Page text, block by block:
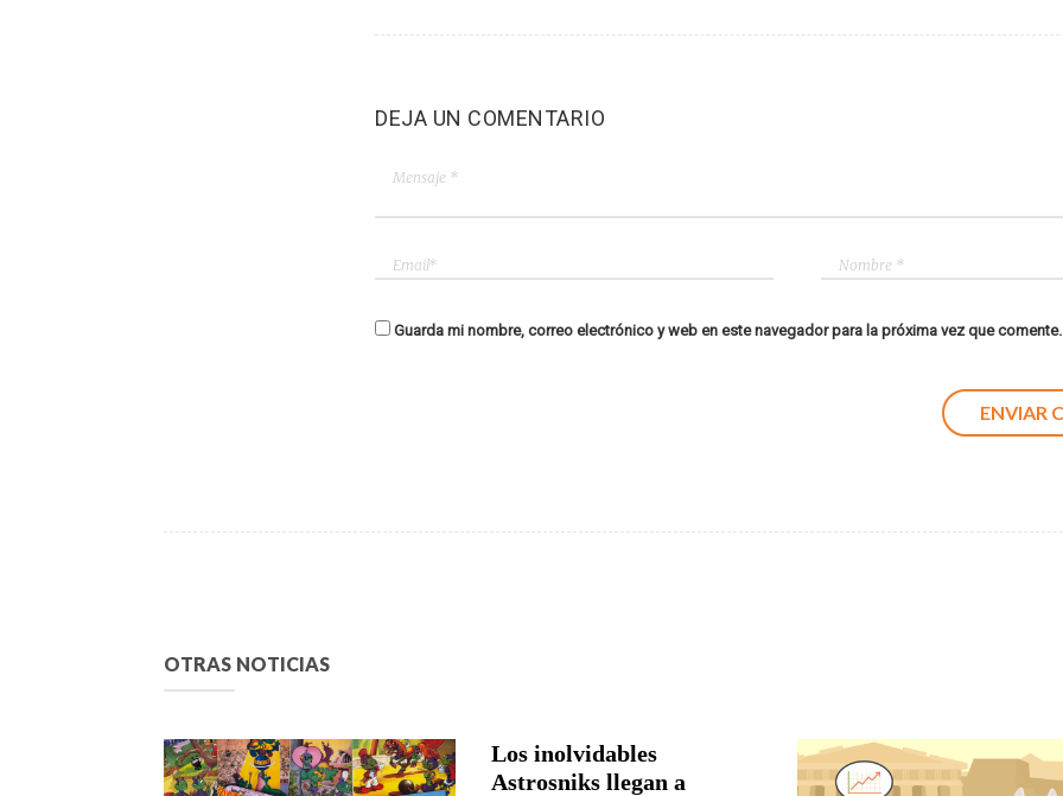
DEJA UN COMENTARIO
Guarda mi nombre, correo electrónico y web en este navegador para la próxima vez que comente.
OTRAS NOTICIAS
Los inolvidables
Astrosniks llegan a